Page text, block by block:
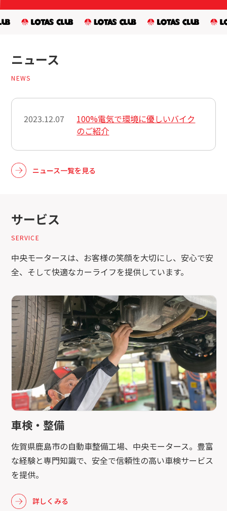
ニュース
NEWS
2023.12.07
100%電気で環境に優しいバイク
のご紹介
ニュース一覧を見る
サービス
SERVICE
中央モータースは、お客様の笑顔を大切にし、安心で安
全、そして快適なカーライフを提供しています。
車検・整備
佐賀県鹿島市の自動車整備工場、中央モータース。豊富
な経験と専門知識で、安全で信頼性の高い車検サービス
を提供。
詳しくみる